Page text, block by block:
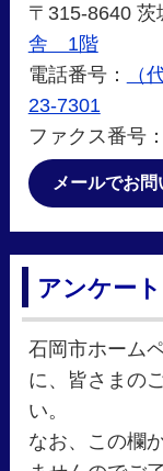
〒315-8640
舎 1階
電話番号：
（
23-7301
ファクス番号
メールでお
アンケート
石岡市ホーム
に、皆さまの
い。
なお、この欄